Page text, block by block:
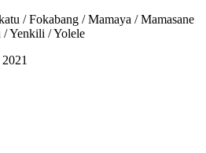
/ Fokabang / Mamaya / Mamasane
/ Yenkili / Yolele